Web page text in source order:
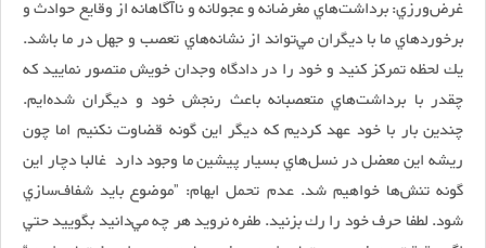
غرض‌ورزي: برداشت‌هاي مغرضانه و عجولانه و ناآگاهانه از وقايع حوادث و
برخوردهاي ما با ديگران مي‌تواند از نشانه‌هاي تعصب و جهل در ما باشد.
يك لحظه تمركز كنيد و خود را در دادگاه وجدان خويش متصور نماييد كه
چقدر با برداشت‌هاي متعصبانه باعث رنجش خود و ديگران شده‌ايم.
چندين بار با خود عهد كرديم كه ديگر اين گونه قضاوت نكنيم اما چون
ريشه اين معضل در نسل‌هاي بسيار پيشين ما وجود دارد غالبا دچار اين
گونه تنش‌ها خواهيم شد. عدم تحمل ابهام: ”موضوع بايد شفاف‌سازي
شود. لطفا حرف خود را رك بزنيد. طفره نرويد هر چه مي‌دانيد بگوييد حتي